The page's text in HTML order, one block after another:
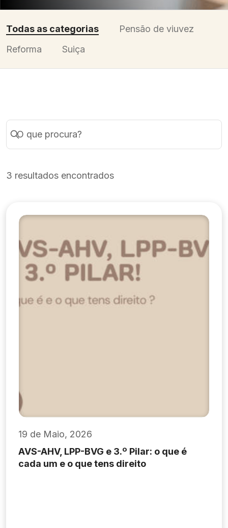
Todas as categorias
Pensão de viuvez
Reforma
Suiça
3 resultados encontrados
19 de Maio, 2026
AVS-AHV, LPP-BVG e 3.º Pilar: o que é
cada um e o que tens direito